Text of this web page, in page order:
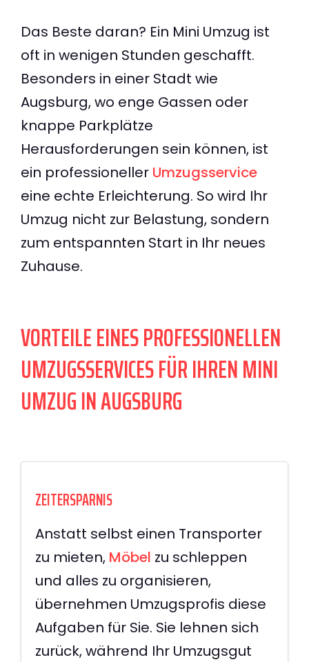
Das Beste daran? Ein Mini Umzug ist
oft in wenigen Stunden geschafft.
Besonders in einer Stadt wie
Augsburg, wo enge Gassen oder
knappe Parkplätze
Herausforderungen sein können, ist
ein professioneller Umzugsservice
eine echte Erleichterung. So wird Ihr
Umzug nicht zur Belastung, sondern
zum entspannten Start in Ihr neues
Zuhause.
VORTEILE EINES PROFESSIONELLEN
UMZUGSSERVICES FÜR IHREN MINI
UMZUG IN AUGSBURG
ZEITERSPARNIS
Anstatt selbst einen Transporter
zu mieten, Möbel zu schleppen
und alles zu organisieren,
übernehmen Umzugsprofis diese
Aufgaben für Sie. Sie lehnen sich
zurück, während Ihr Umzugsgut